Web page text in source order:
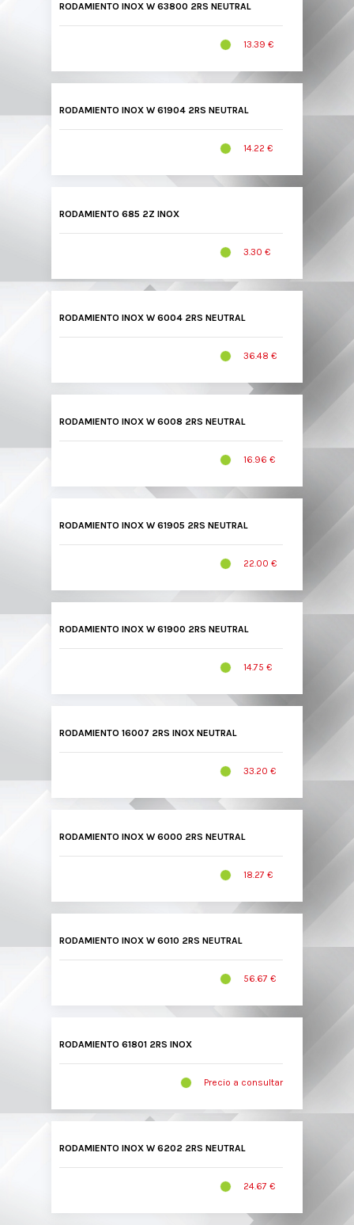
RODAMIENTO INOX W 63800 2RS NEUTRAL
13.39 €
RODAMIENTO INOX W 61904 2RS NEUTRAL
14.22 €
RODAMIENTO 685 2Z INOX
3.30 €
RODAMIENTO INOX W 6004 2RS NEUTRAL
36.48 €
RODAMIENTO INOX W 6008 2RS NEUTRAL
16.96 €
RODAMIENTO INOX W 61905 2RS NEUTRAL
22.00 €
RODAMIENTO INOX W 61900 2RS NEUTRAL
14.75 €
RODAMIENTO 16007 2RS INOX NEUTRAL
33.20 €
RODAMIENTO INOX W 6000 2RS NEUTRAL
18.27 €
RODAMIENTO INOX W 6010 2RS NEUTRAL
56.67 €
RODAMIENTO 61801 2RS INOX
Precio a consultar
RODAMIENTO INOX W 6202 2RS NEUTRAL
24.67 €